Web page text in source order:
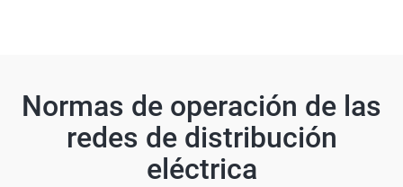
Normas de operación de las
redes de distribución
eléctrica